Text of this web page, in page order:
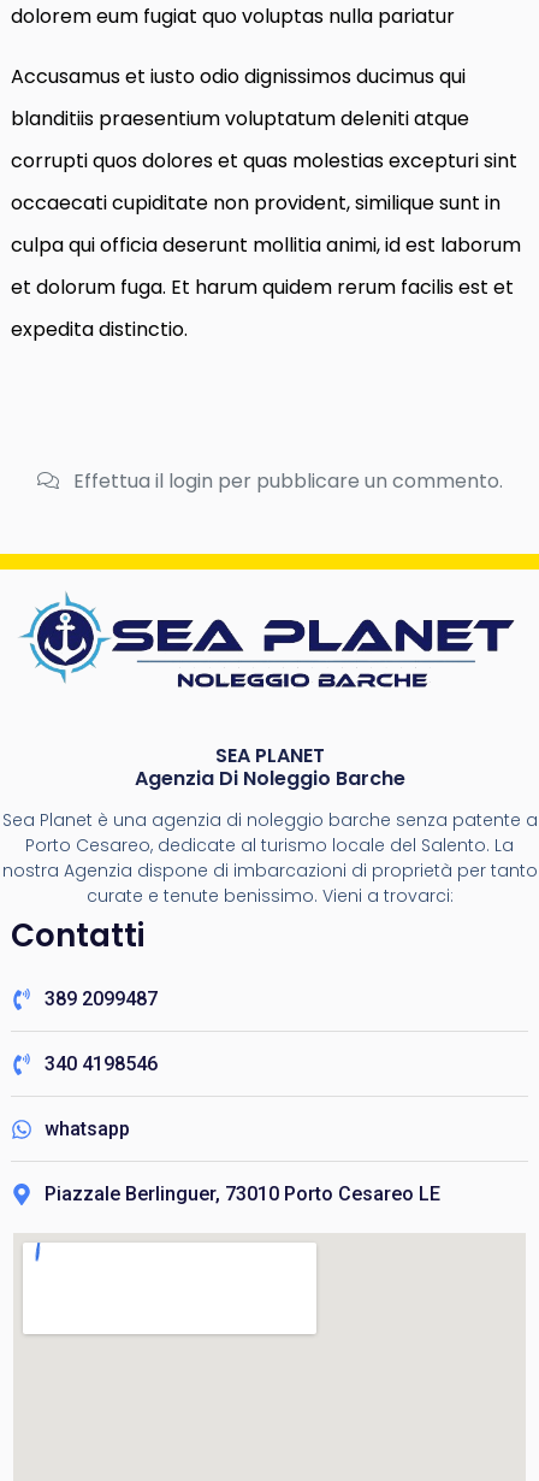
dolorem eum fugiat quo voluptas nulla pariatur
Accusamus et iusto odio dignissimos ducimus qui
blanditiis praesentium voluptatum deleniti atque
corrupti quos dolores et quas molestias excepturi sint
occaecati cupiditate non provident, similique sunt in
culpa qui officia deserunt mollitia animi, id est laborum
et dolorum fuga. Et harum quidem rerum facilis est et
expedita distinctio.
Effettua il login per pubblicare un commento.
SEA PLANET
Agenzia Di Noleggio Barche
Sea Planet è una agenzia di noleggio barche senza patente a
Porto Cesareo, dedicate al turismo locale del Salento. La
nostra Agenzia dispone di imbarcazioni di proprietà per tanto
curate e tenute benissimo. Vieni a trovarci:
Contatti
389 2099487
340 4198546
whatsapp
Piazzale Berlinguer, 73010 Porto Cesareo LE